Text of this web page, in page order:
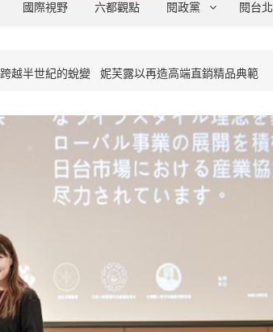
國際視野 六都觀點 閱政黨 閱台北
跨越半世紀的蛻變 妮芙露以再造高端直銷精品典範